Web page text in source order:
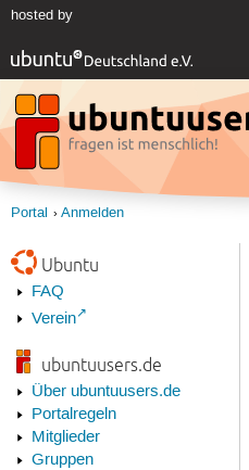
hosted by
Portal Anmelden
Ubuntu
FAQ
Verein
ubuntuusers.de
Über ubuntuusers.de
Portalregeln
Mitglieder
Gruppen